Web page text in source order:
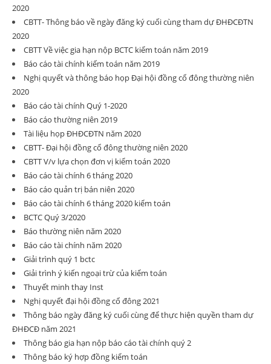
2020
CBTT- Thông báo về ngày đăng ký cuối cùng tham dự ĐHĐCĐTN
2020
CBTT Về việc gia hạn nộp BCTC kiểm toán năm 2019
Báo cáo tài chính kiếm toán năm 2019
Nghị quyết và thông báo họp Đại hội đồng cổ đông thường niên
2020
Báo cáo tài chính Quý 1-2020
Báo cáo thường niên 2019
Tài liệu họp ĐHĐCĐTN năm 2020
CBTT- Đại hội đồng cổ đông thường niên 2020
CBTT V/v lựa chọn đơn vị kiểm toán 2020
Báo cáo tài chính 6 tháng 2020
Báo cáo quản trị bán niên 2020
Báo cáo tài chính 6 tháng 2020 kiểm toán
BCTC Quý 3/2020
Báo thường niên năm 2020
Báo cáo tài chính năm 2020
Giải trình quý 1 bctc
Giải trình ý kiến ngoại trừ của kiểm toán
Thuyết minh thay Inst
Nghị quyết đại hội đồng cổ đông 2021
Thông báo ngày đăng ký cuối cùng để thực hiện quyền tham dự
ĐHĐCĐ năm 2021
Thông báo gia hạn nộp báo cáo tài chính quý 2
Thông báo ký hợp đồng kiểm toán